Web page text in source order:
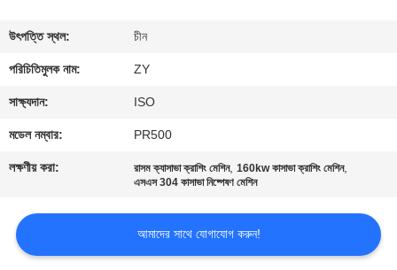
যোগাযোগ
করুন
খবর
উদ্ধৃতির
জন্য
উৎপত্তি স্থল: চীন
পরিচিতিমুলক নাম: ZY
সাক্ষ্যদান: ISO
মডেল নম্বার: PR500
লক্ষণীয় করা: রাসম ক্যাসাভা ক্রাশিং মেশিন,160kw কাসাভা ক্রাশিং মেশিন,
এসএস 304 কাসাভা নিষ্পেষণ মেশিন
আমাদের সাথে যোগাযোগ করুন!